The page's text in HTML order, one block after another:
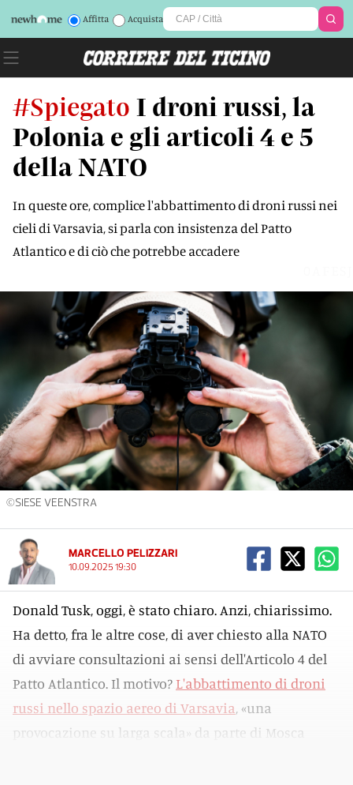
Affitta Acquista
#Spiegato I droni russi, la
Polonia e gli articoli 4 e 5
della NATO
In queste ore, complice l'abbattimento di droni russi nei
cieli di Varsavia, si parla con insistenza del Patto
Atlantico e di ciò che potrebbe accadere
©SIESE VEENSTRA
MARCELLO PELIZZARI
10.09.2025 19:30
Donald Tusk, oggi, è stato chiaro. Anzi, chiarissimo.
Ha detto, fra le altre cose, di aver chiesto alla NATO
di avviare consultazioni ai sensi dell'Articolo 4 del
Patto Atlantico. Il motivo?L'abbattimento di droni
russi nello spazio aereo di Varsavia, «una
provocazione su larga scala» da parte di Mosca